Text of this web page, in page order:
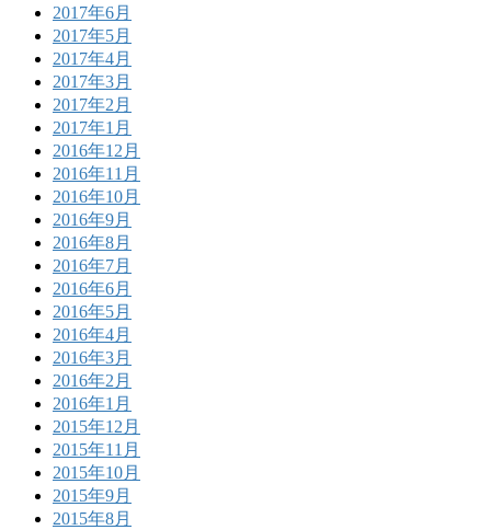
2017年6月
2017年5月
2017年4月
2017年3月
2017年2月
2017年1月
2016年12月
2016年11月
2016年10月
2016年9月
2016年8月
2016年7月
2016年6月
2016年5月
2016年4月
2016年3月
2016年2月
2016年1月
2015年12月
2015年11月
2015年10月
2015年9月
2015年8月